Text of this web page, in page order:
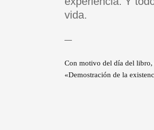
vida.
—
Con motivo del día del libro,
«Demostración de la